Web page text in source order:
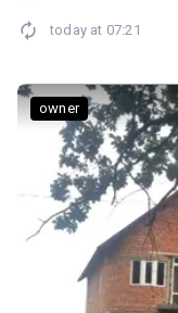
today at 07:21
owner